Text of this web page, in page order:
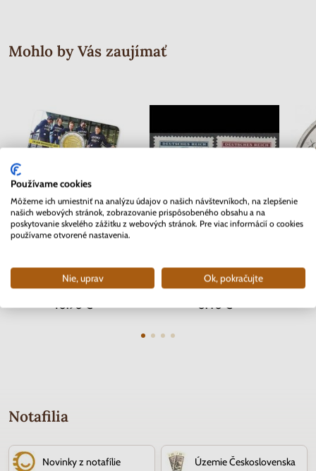
Mohlo by Vás zaujímať
Univerzita v Gente - coincard
Skladom
10.90 €
Morava 1942 - Červený kríž
Skladom2 ks
0.40 €
Notafilia
Novinky z notafílie Územie Československa
Používame cookies
Môžeme ich umiestniť na analýzu údajov o našich návštevníkoch, na zlepšenie
našich webových stránok, zobrazovanie prispôsobeného obsahu a na
poskytovanie skvelého zážitku z webových stránok. Pre viac informácií o cookies
používame otvorené nastavenia.
Nie, uprav Ok, pokračujte